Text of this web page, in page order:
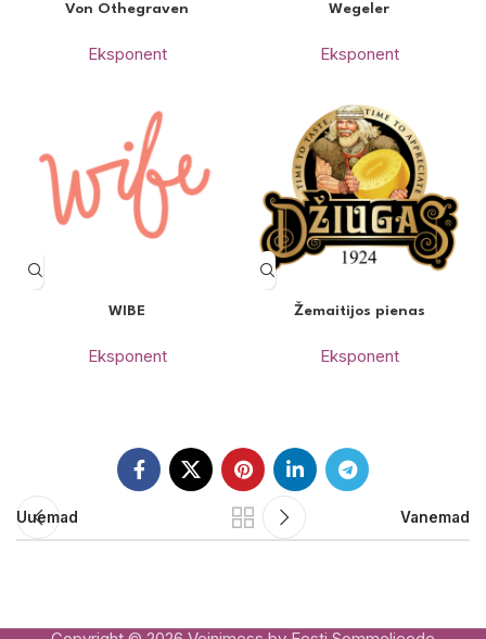
Von Othegraven
Eksponent
Wegeler
Eksponent
WIBE
Eksponent
Žemaitijos pienas
Eksponent
Uuemad Vanemad